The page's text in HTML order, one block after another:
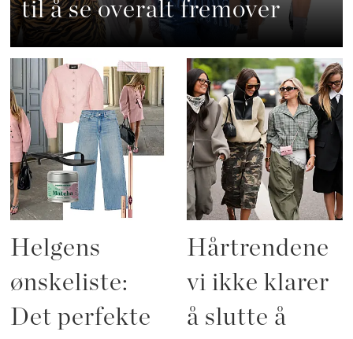
til å se overalt fremover
Helgens
ønskeliste:
Det perfekte
Hårtrendene
vi ikke klarer
å slutte å